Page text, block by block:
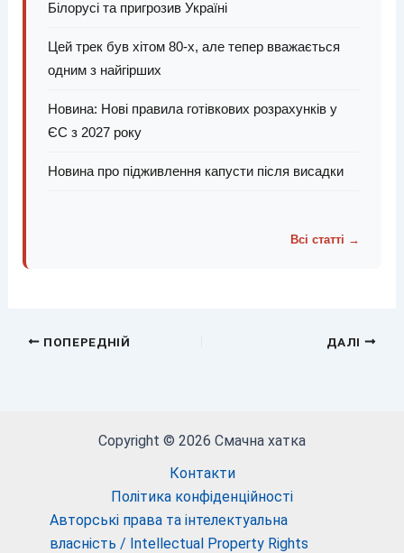
Білорусі та пригрозив Україні
Цей трек був хітом 80-х, але тепер вважається
одним з найгірших
Новина: Нові правила готівкових розрахунків у
ЄС з 2027 року
Новина про підживлення капусти після висадки
Всі статті →
ПОПЕРЕДНІЙ ДАЛІ
Copyright © 2026 Смачна хатка
Контакти
Політика конфіденційності
Авторські права та інтелектуальна
власність / Intellectual Property Rights